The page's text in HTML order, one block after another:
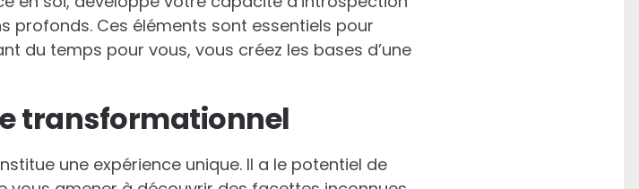
profonds. Ces éléments sont essentiels pour
du temps pour vous, vous créez les bases d’une
transformationnel
une expérience unique. Il a le potentiel de